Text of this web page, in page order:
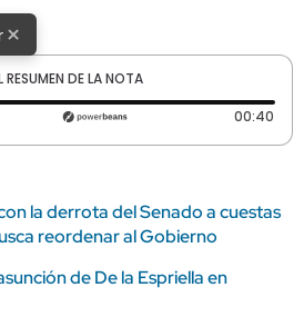
×
RESUMEN DE LA NOTA
transcurrido: 0 segundos 00:40
la derrota del Senado a cuestas
reordenar al Gobierno
de De la Espriella en